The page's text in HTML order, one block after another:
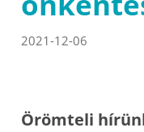
2021-12-06
Örömteli